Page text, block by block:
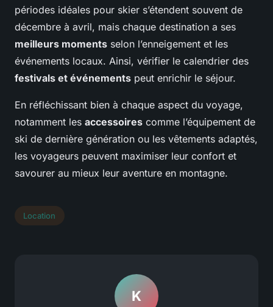
périodes idéales pour skier s’étendent souvent de
décembre à avril, mais chaque destination a ses
meilleurs moments selon l’enneigement et les
événements locaux. Ainsi, vérifier le calendrier des
festivals et événements peut enrichir le séjour.
En réfléchissant bien à chaque aspect du voyage,
notamment les accessoires comme l’équipement de
ski de dernière génération ou les vêtements adaptés,
les voyageurs peuvent maximiser leur confort et
savourer au mieux leur aventure en montagne.
Location
K